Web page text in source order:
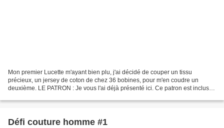
Mon premier Lucette m'ayant bien plu, j'ai décidé de couper un tissu
précieux, un jersey de coton de chez 36 bobines, pour m'en coudre un
deuxième. LE PATRON : Je vous l'ai déjà présenté ici. Ce patron est inclus
Défi couture homme #1